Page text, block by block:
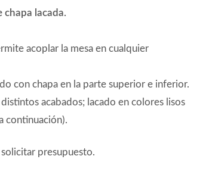
chapa lacada.
acoplar la mesa en cualquier
con chapa en la parte superior e inferior.
acabados; lacado en colores lisos
continuación).
solicitar presupuesto.